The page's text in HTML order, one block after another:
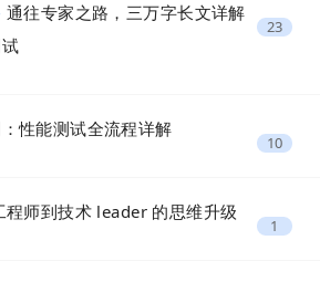
通往专家之路，三万字长文详解
23
性能测试全流程详解
10
程师到技术 leader 的思维升级
1